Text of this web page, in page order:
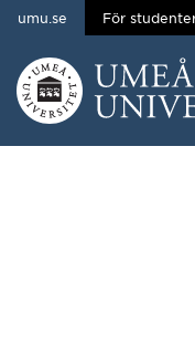
Hoppa direkt till
umu.se För